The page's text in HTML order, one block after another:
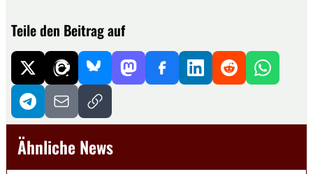
Teile den Beitrag auf
Ähnliche News